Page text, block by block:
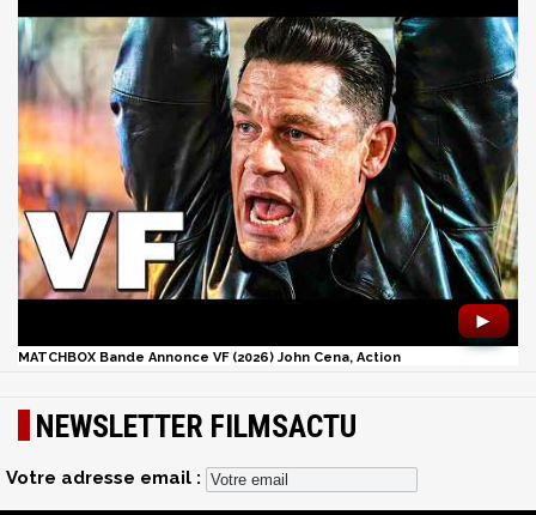
►
MATCHBOX Bande Annonce VF (2026) John Cena, Action
NEWSLETTER FILMSACTU
Votre adresse email :